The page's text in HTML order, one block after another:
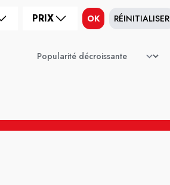
PRIX OK RÉINITIALISER